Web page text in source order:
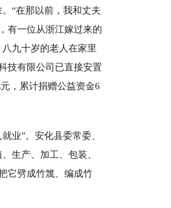
“在那以前，我和丈夫
有一位从浙江嫁过来的
九十岁的老人在家里
技有限公司已直接安置
，累计捐赠公益资金6
业”。安化县委常委、
生产、加工、包装、
它劈成竹篾、编成竹